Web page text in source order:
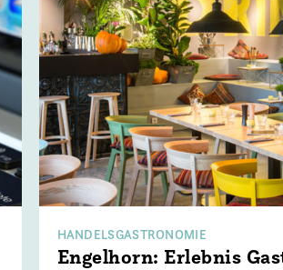
HANDELSGASTRONOMIE
Engelhorn: Erlebnis